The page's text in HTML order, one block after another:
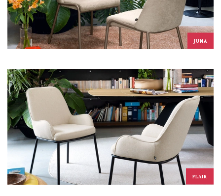
JUNA
FLAIR